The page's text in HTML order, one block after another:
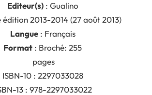
Editeur(s): Gualino
édition 2013-2014 (27 août 2013)
Langue: Français
Format : Broché: 255
pages
ISBN-10 : 2297033028
13 : 978-2297033022